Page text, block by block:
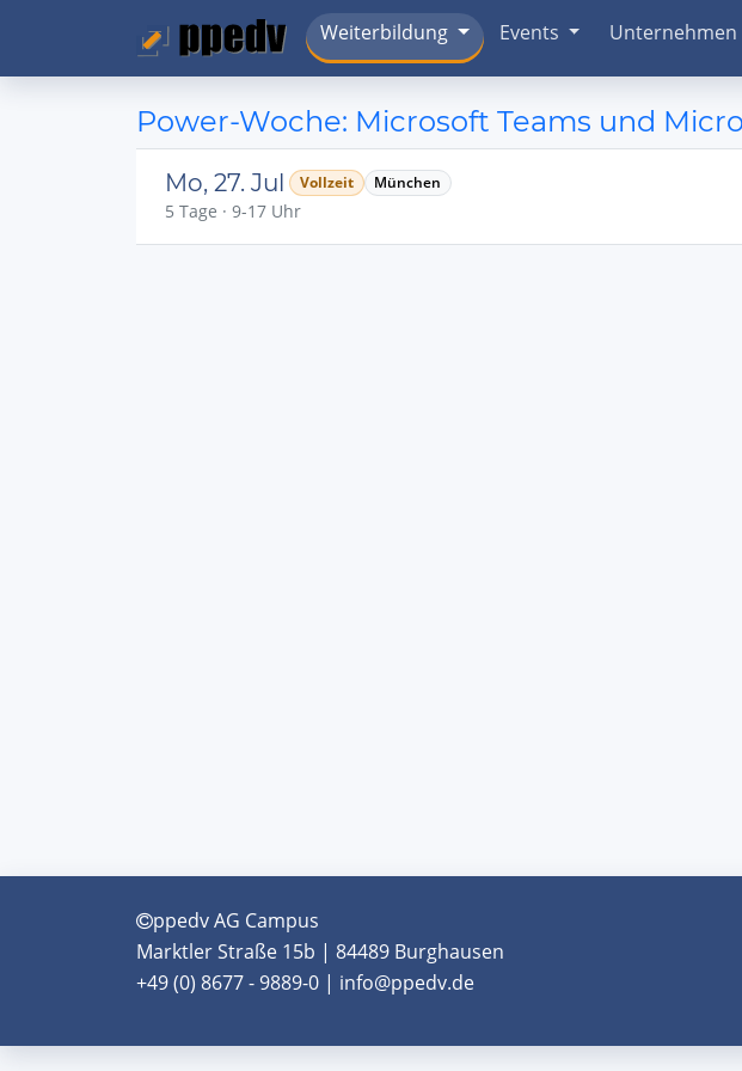
Weiterbildung Events Unternehmen
Power-Woche: Microsoft Teams und
Mo, 27. Jul Vollzeit München
5 Tage · 9-17 Uhr
ppedv AG Campus
Marktler Straße 15b | 84489 Burghausen
+49 (0) 8677 - 9889-0 | info@ppedv.de